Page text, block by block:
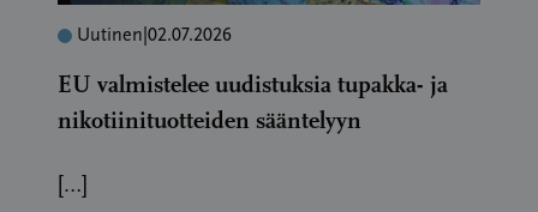
Uutinen 02.07.2026
EU valmistelee uudistuksia tupakka- ja
nikotiinituotteiden sääntelyyn
[…]